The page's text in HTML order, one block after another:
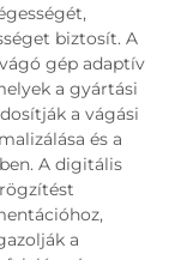
biztosít. A
gép adaptív
a gyártási
a vágási
és a
A digitális
a